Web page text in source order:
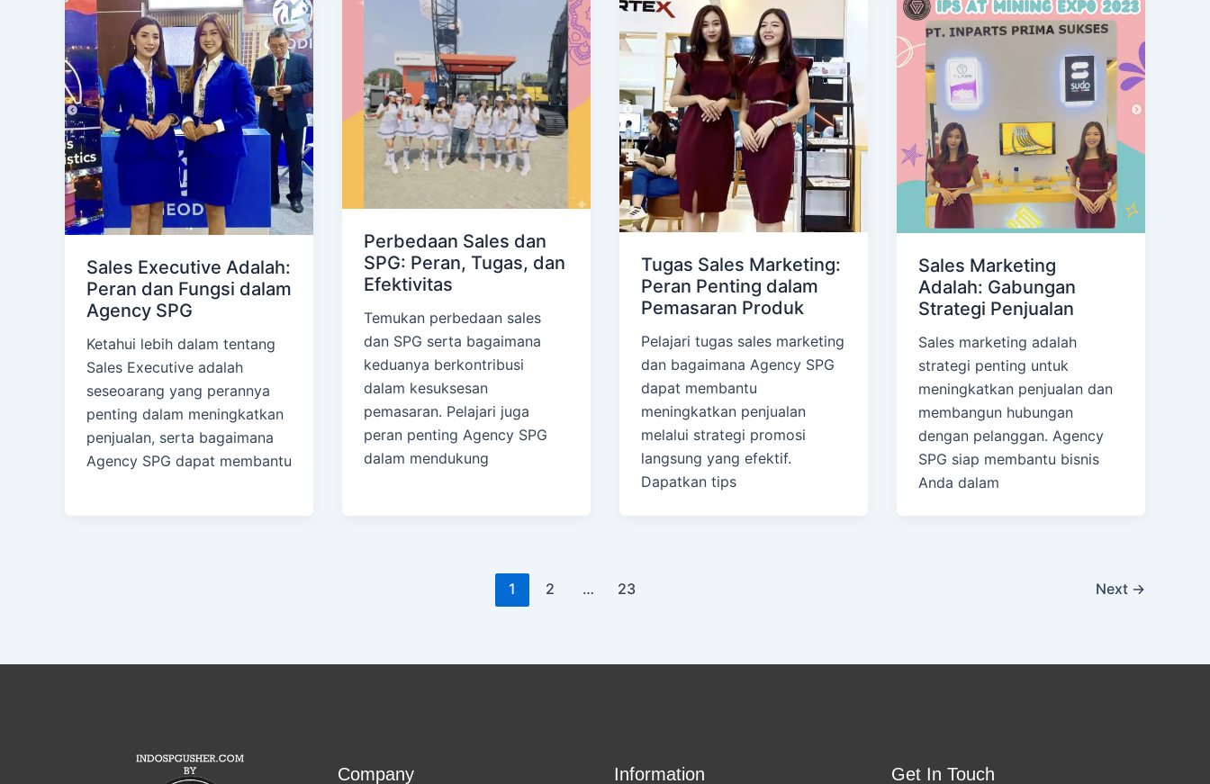
Sales Executive Adalah:
Peran dan Fungsi dalam
Agency SPG
Ketahui lebih dalam tentang
Sales Executive adalah
seseoarang yang perannya
penting dalam meningkatkan
penjualan, serta bagaimana
Agency SPG dapat membantu
Perbedaan Sales dan
SPG: Peran, Tugas, dan
Efektivitas
Temukan perbedaan sales
dan SPG serta bagaimana
keduanya berkontribusi
dalam kesuksesan
pemasaran. Pelajari juga
peran penting Agency SPG
dalam mendukung
Tugas Sales Marketing:
Peran Penting dalam
Pemasaran Produk
Pelajari tugas sales marketing
dan bagaimana Agency SPG
dapat membantu
meningkatkan penjualan
melalui strategi promosi
langsung yang efektif.
Dapatkan tips
Sales Marketing
Adalah: Gabungan
Strategi Penjualan
Sales marketing adalah
strategi penting untuk
meningkatkan penjualan dan
membangun hubungan
dengan pelanggan. Agency
SPG siap membantu bisnis
Anda dalam
1 2 … 23 Next →
Company Information Get In Touch